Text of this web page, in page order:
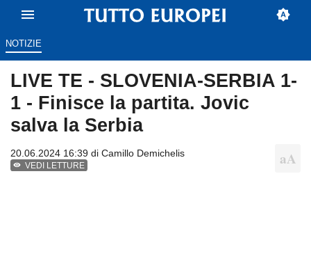
NOTIZIE
LIVE TE - SLOVENIA-SERBIA 1-
1 - Finisce la partita. Jovic
salva la Serbia
20.06.2024 16:39 di Camillo Demichelis
VEDI LETTURE